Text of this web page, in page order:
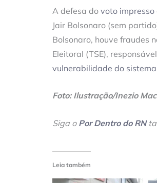
A defesa do voto impresso
Jair Bolsonaro (sem
Bolsonaro, houve fraudes
Eleitoral (TSE),
vulnerabilidade do
Foto: Ilustração/Inezio
Siga o Por Dentro do RN
Leia também